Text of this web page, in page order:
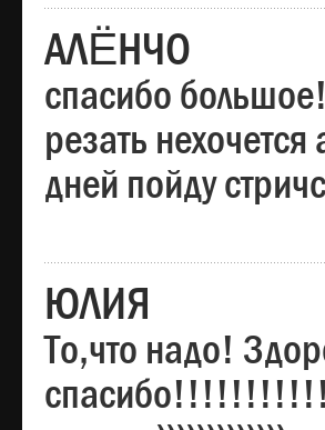
АЛЁНЧО
спасибо
резать
дней пойду
ЮЛИЯ
То,что надо!